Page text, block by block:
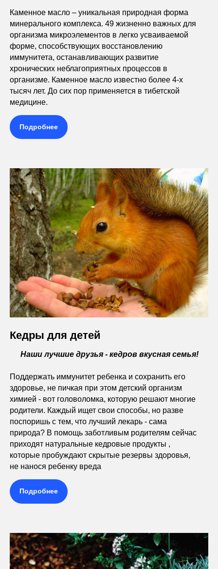
Каменное масло – уникальная природная форма
минерального комплекса. 49 жизненно важных для
организма микроэлементов в легко усваиваемой
форме, способствующих восстановлению
иммунитета, останавливающих развитие
хронических неблагоприятных процессов в
организме. Каменное масло известно более 4-х
тысяч лет. До сих пор применяется в тибетской
медицине.
Подробнее
Кедры для детей
Наши лучшие друзья - кедров вкусная семья!
Поддержать иммунитет ребенка и сохранить его
здоровье, не пичкая при этом детский организм
химией - вот головоломка, которую решают многие
родители. Каждый ищет свои способы, но разве
поспоришь с тем, что лучший лекарь - сама
природа? В помощь заботливым родителям сейчас
приходят натуральные кедровые продукты ,
которые пробуждают скрытые резервы здоровья,
не нанося ребенку вреда
Подробнее